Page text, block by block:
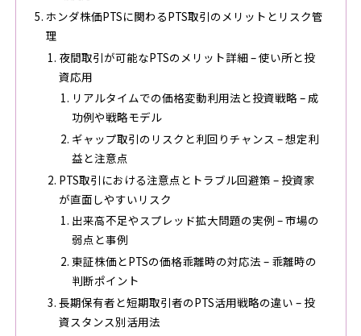
ホンダ株価PTSに関わるPTS取引のメリットとリスク管
理
夜間取引が可能なPTSのメリット詳細 – 使い所と投
資応用
リアルタイムでの価格変動利用法と投資戦略 – 成
功例や戦略モデル
ギャップ取引のリスクと利回りチャンス – 想定利
益と注意点
PTS取引における注意点とトラブル回避策 – 投資家
が直面しやすいリスク
出来高不足やスプレッド拡大問題の実例 – 市場の
弱点と事例
東証株価とPTSの価格乖離時の対応法 – 乖離時の
判断ポイント
長期保有者と短期取引者のPTS活用戦略の違い – 投
資スタンス別活用法